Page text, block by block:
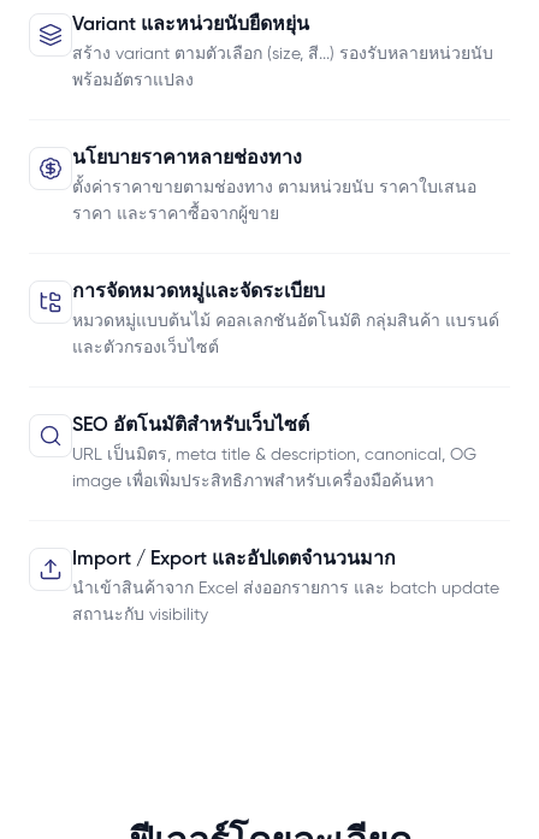
Variant และหน่วยนับยืดหยุ่น
สร้าง variant ตามตัวเลือก (size, สี...) รองรับหลายหน่วยนับ
พร้อมอัตราแปลง
นโยบายราคาหลายช่องทาง
ตั้งค่าราคาขายตามช่องทาง ตามหน่วยนับ ราคาใบเสนอ
ราคา และราคาซื้อจากผู้ขาย
การจัดหมวดหมู่และจัดระเบียบ
หมวดหมู่แบบต้นไม้ คอลเลกชันอัตโนมัติ กลุ่มสินค้า แบรนด์
และตัวกรองเว็บไซต์
SEO อัตโนมัติสำหรับเว็บไซต์
URL เป็นมิตร, meta title & description, canonical, OG
image เพื่อเพิ่มประสิทธิภาพสำหรับเครื่องมือค้นหา
Import / Export และอัปเดตจำนวนมาก
นำเข้าสินค้าจาก Excel ส่งออกรายการ และ batch update
สถานะกับ visibility